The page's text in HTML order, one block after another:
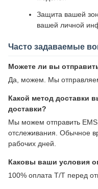
Защита вашей
вашей личной
Часто задаваемые
Можете ли вы
Да, можем. Мы
Какой метод доставки
доставки?
Мы можем отправить
отслеживания. Обычное
рабочих дней.
Каковы ваши условия
100% оплата T/T перед